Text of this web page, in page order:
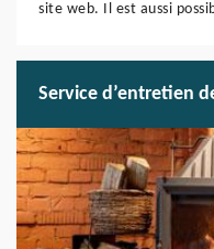
site web. Il est aussi
Service d’entretien